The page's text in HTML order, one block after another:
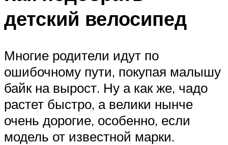
детский велосипед
Многие родители идут по
ошибочному пути, покупая малышу
байк на вырост. Ну а как же, чадо
растет быстро, а велики нынче
очень дорогие, особенно, если
модель от известной марки.